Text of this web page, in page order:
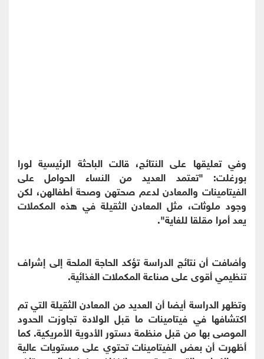
وفي تعليقها على النتائج، قالت الباحثة الرئيسية لورا
بورغلت: "تعتمد العديد من النساء الحوامل على
الفيتامينات والمعادن لدعم صحتهن وصحة أطفالهن، لكن
وجود ملوثات، مثل المعادن الثقيلة في هذه المكملات
يعد أمرا مقلقا للغاية".
وأضافت أن نتائج الدراسة تؤكد الحاجة الملحة إلى إشراف
تنظيمي أقوى على صناعة المكملات الغذائية.
وتظهر الدراسة أيضا أن العديد من المعادن الثقيلة التي تم
اكتشافها في فيتامينات ما قبل الولادة تجاوزت الحدود
الموصى بها من قبل منظمة دستور الأدوية الأمريكية. كما
أظهرت أن بعض الفيتامينات تحتوي على مستويات عالية